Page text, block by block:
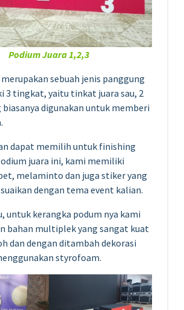
Podium Juara 1,2,3
sebuah jenis panggung
3 tingkat, yaitu tinkat juara sau, 2
biasanya digunakan untuk memberi
dapat memilih untuk finishing
juara ini, kami memiliki
melaminto dan juga stiker yang
dengan tema event kalian.
untuk kerangka podum nya kami
bahan multiplek yang sangat kuat
dan dengan ditambah dekorasi
styrofoam.